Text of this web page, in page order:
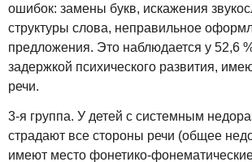
ошибок: замены букв, искажения
структуры слова, неправильное
предложения. Это наблюдается у 52,6
задержкой психического развития,
речи.
3-я группа. У детей с системным
страдают все стороны речи (общее
имеют место фонетико-